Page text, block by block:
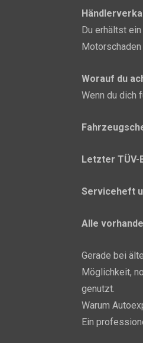
Du erhältst
Worauf du
Wenn du dich
Letzter
Serviceheft
Alle
Gerade bei
Möglichkeit,
genutzt.
Warum
Ein